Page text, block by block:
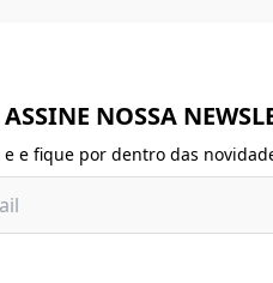
ASSINE NOSSA
e e fique por dentro das